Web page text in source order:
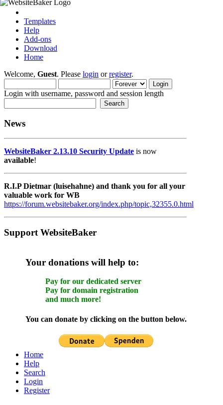
Templates
Help
Add-ons
Download
Home
Welcome, Guest. Please login orregister.
Login with username, password and session length
News
WebsiteBaker 2.13.10 Security Update is now
available!
R.I.P Dietmar (luisehahne) and thank you for all your
valuable work for WB
https://forum.websitebaker.org/index.php/topic,32355.0.html
Support WebsiteBaker
Your donations will help to:
Pay for our dedicated server
Pay for domain registration
and much more!
You can donate by clicking on the button below.
Home
Help
Search
Login
Register